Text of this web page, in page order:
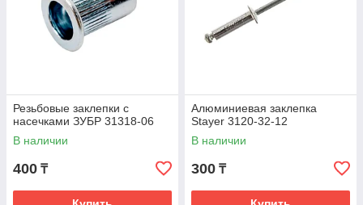
Резьбовые заклепки с
насечками ЗУБР 31318-06
В наличии
400 ₸
Алюминиевая заклепка
Stayer 3120-32-12
В наличии
300 ₸